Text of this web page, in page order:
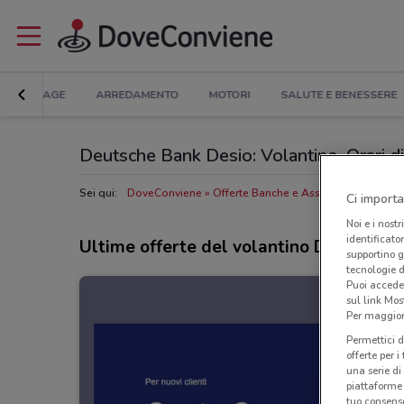
BRICOLAGE ARREDAMENTO MOTORI SALUTE E BENESSERE
Deutsche Bank Desio: Volantino, Orari
Sei qui: DoveConviene Offerte Banche e Assicurazioni a Desio
Ultime offerte del volantino Deutsche
Ci
Noi e i nostri
supportino
tecnologie
Puoi
sul link
Per
Permettici
offerte per
una serie
piattaforme
tuo